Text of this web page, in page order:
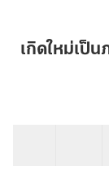
เกิดใหม่เป็